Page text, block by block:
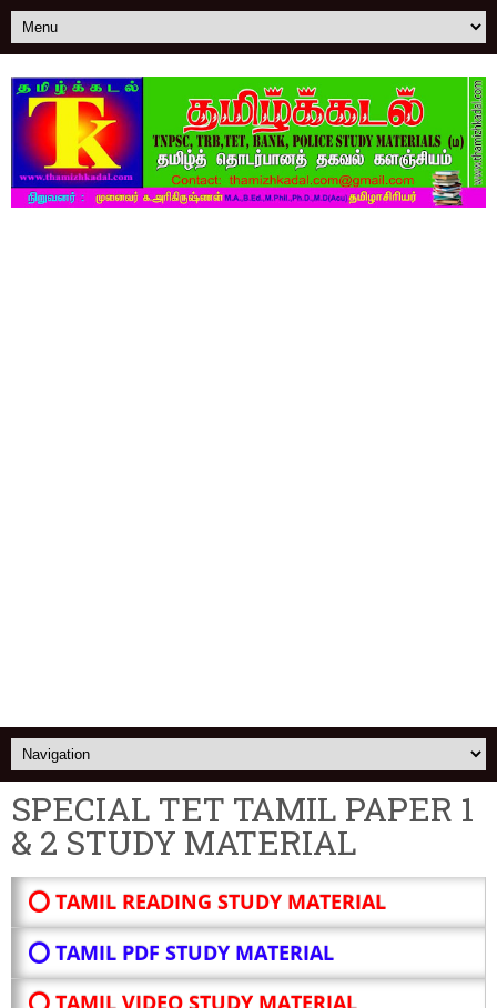
SPECIAL TET TAMIL PAPER 1
& 2 STUDY MATERIAL
⭕ TAMIL READING STUDY MATERIAL
⭕ TAMIL PDF STUDY MATERIAL